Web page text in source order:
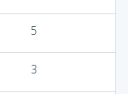
5
3